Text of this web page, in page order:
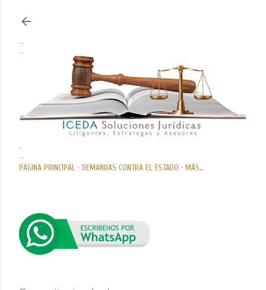
PÁGINA PRINCIPAL DEMANDAS CONTRA EL ESTADO MÁS…